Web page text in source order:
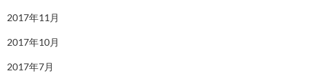
2017年11月
2017年10月
2017年7月